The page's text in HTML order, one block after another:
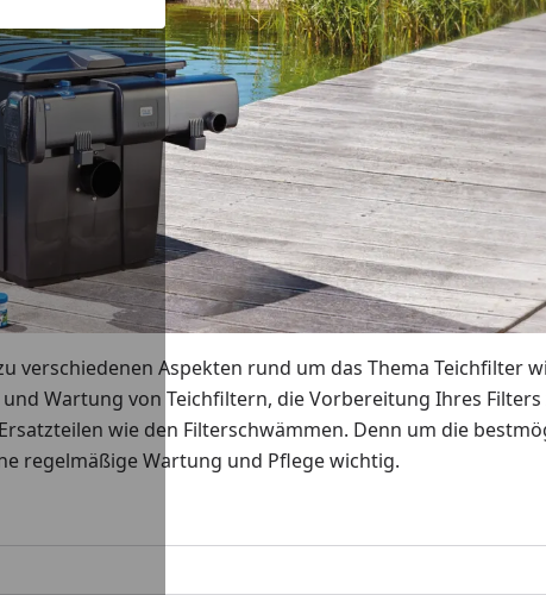
verschiedenen Aspekten rund um das Thema Teichfilter
Wartung von Teichfiltern, die Vorbereitung Ihres Filters
wie den Filterschwämmen. Denn um die
regelmäßige Wartung und Pflege wichtig.